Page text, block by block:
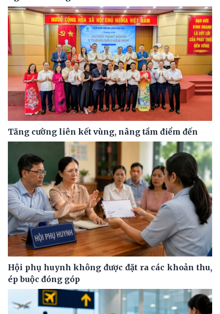
Tăng cường liên kết vùng, nâng tầm điểm đến
Hội phụ huynh không được đặt ra các khoản thu,
ép buộc đóng góp